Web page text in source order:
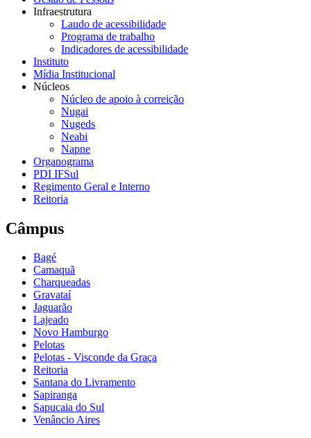
Infraestrutura
Laudo de acessibilidade
Programa de trabalho
Indicadores de acessibilidade
Instituto
Mídia Institucional
Núcleos
Núcleo de apoio à correição
Nugai
Nugeds
Neabi
Napne
Organograma
PDI IFSul
Regimento Geral e Interno
Reitoria
Câmpus
Bagé
Camaquã
Charqueadas
Gravataí
Jaguarão
Lajeado
Novo Hamburgo
Pelotas
Pelotas - Visconde da Graça
Reitoria
Santana do Livramento
Sapiranga
Sapucaia do Sul
Venâncio Aires